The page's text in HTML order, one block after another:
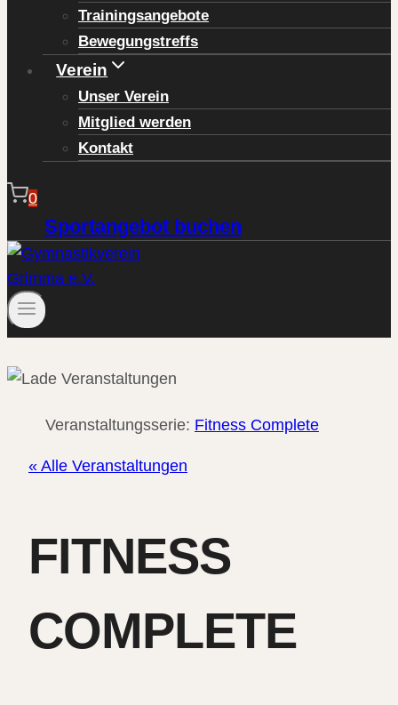
Trainingsangebote
Bewegungstreffs
Verein
Unser Verein
Mitglied werden
Kontakt
0
Sportangebot buchen
Veranstaltungsserie: Fitness Complete
« Alle Veranstaltungen
FITNESS
COMPLETE